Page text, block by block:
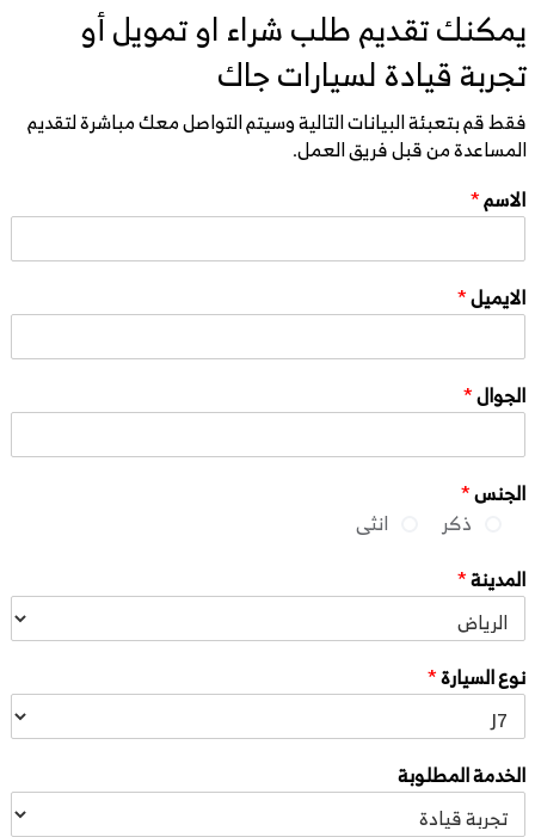
يمكنك تقديم طلب شراء او تمويل أو
تجربة قيادة لسيارات جاك
فقط قم بتعبئة البيانات التالية وسيتم التواصل معك مباشرة لتقديم
المساعدة من قبل فريق العمل.
الاسم*
الايميل*
الجوال*
الجنس*
ذكر
انثى
المدينة*
نوع السيارة*
الخدمة المطلوبة